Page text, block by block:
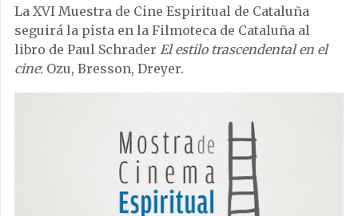
La XVI Muestra de Cine Espiritual de Cataluña
seguirá la pista en la Filmoteca de Cataluña al
libro de Paul Schrader El estilo trascendental en el
cine: Ozu, Bresson, Dreyer.